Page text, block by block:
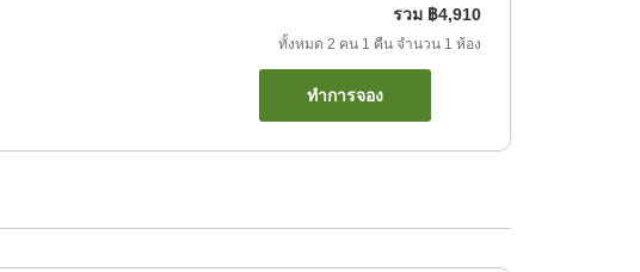
รวม ฿4,910
ทั้งหมด 2 คน 1 คืน จำนวน 1 ห้อง
ทำการจอง